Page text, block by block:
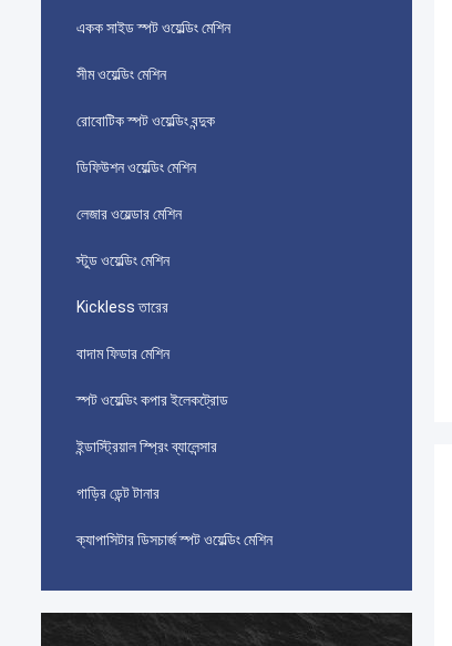
একক সাইড স্পট ওয়েল্ডিং মেশিন
সীম ওয়েল্ডিং মেশিন
রোবোটিক স্পট ওয়েল্ডিং বন্দুক
ডিফিউশন ওয়েল্ডিং মেশিন
লেজার ওয়েল্ডার মেশিন
স্টুড ওয়েল্ডিং মেশিন
Kickless তারের
বাদাম ফিডার মেশিন
স্পট ওয়েল্ডিং কপার ইলেকট্রোড
ইন্ডাস্ট্রিয়াল স্প্রিং ব্যালেন্সার
গাড়ির ডেন্ট টানার
ক্যাপাসিটার ডিসচার্জ স্পট ওয়েল্ডিং মেশিন